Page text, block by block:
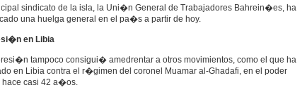
sindicato de la isla, la Uni�n General de Trabajadores Bahrein�es, ha
una huelga general en el pa�s a partir de hoy.
en Libia
tampoco consigui� amedrentar a otros movimientos, como el que ha
en Libia contra el r�gimen del coronel Muamar al-Ghadafi, en el poder
hace casi 42 a�os.